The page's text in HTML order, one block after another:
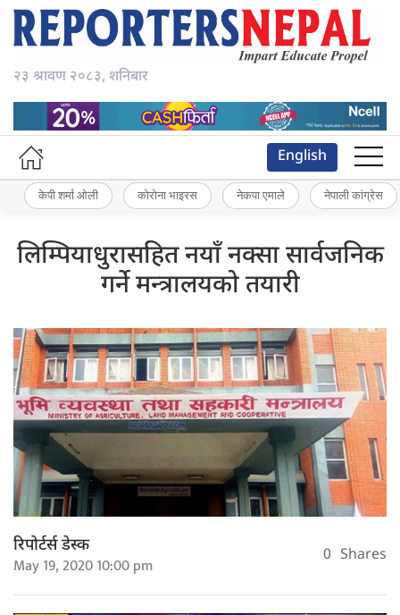
२३ श्रावण २०८३, शनिबार
English
केपी शर्मा ओली कोरोना भाइरस नेकपा एमाले नेपाली कांग्रेस
लिम्पियाधुरासहित नयाँ नक्सा सार्वजनिक
गर्ने मन्त्रालयको तयारी
रिपोर्टर्स डेस्क
May 19, 2020 10:00 pm 0 Shares